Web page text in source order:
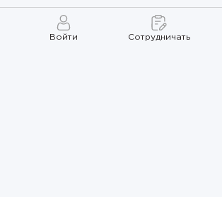
Войти Сотрудничать